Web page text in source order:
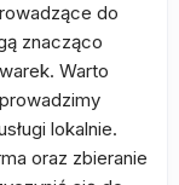
do
znacząco
Warto
lokalnie.
oraz zbieranie